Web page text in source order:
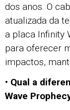
dos anos. O
atualizada da
a placa Infinity
para oferecer
impactos,
• Qual a
Wave